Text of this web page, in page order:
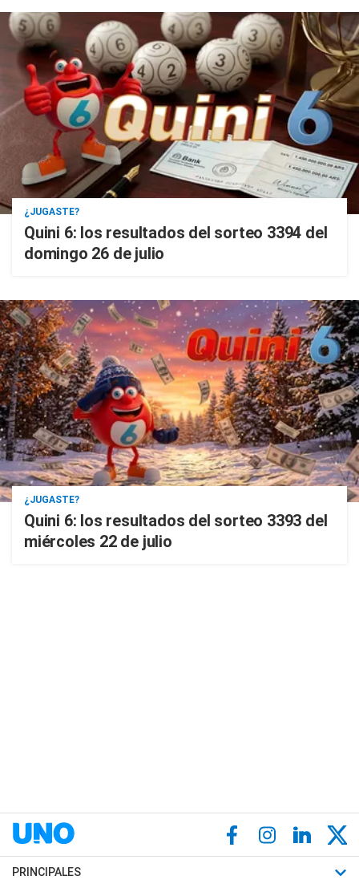
¿JUGASTE?
Quini 6: los resultados del sorteo 3394 del
domingo 26 de julio
¿JUGASTE?
Quini 6: los resultados del sorteo 3393 del
miércoles 22 de julio
PRINCIPALES